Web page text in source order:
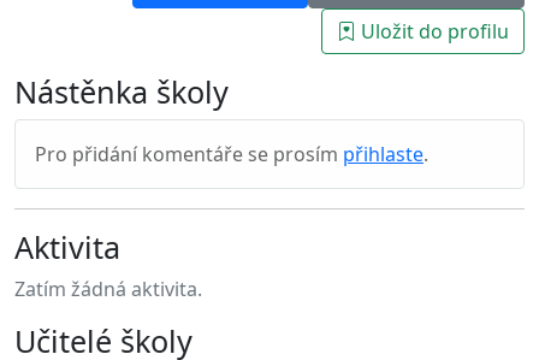
Uložit do profilu
Nástěnka školy
Pro přidání komentáře se prosím přihlaste.
Aktivita
Zatím žádná aktivita.
Učitelé školy